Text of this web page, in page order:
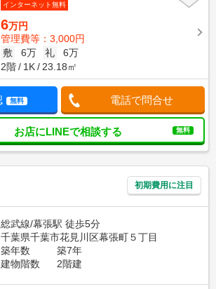
インターネット無料
6万円
管理費等：3,000円
敷
6万 礼
6万
2階
1K 23.18㎡
無料 電話で問合せ
お店にLINEで相談する 無料
初期費用に注目
総武線/幕張駅 徒歩5分
千葉県千葉市花見川区幕張町５丁目
築年数
築7年
建物階数
2階建